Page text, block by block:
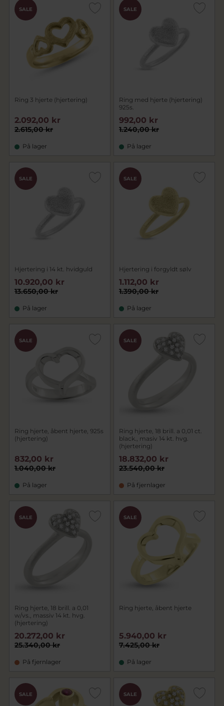
SALE
Ring 3 hjerte (hjertering)
2.615,00 kr
2.092,00 kr
På lager
SALE
Ring med hjerte (hjertering)
925s.
1.240,00 kr
992,00 kr
På lager
SALE
Hjertering i 14 kt. hvidguld
13.650,00 kr
10.920,00 kr
På lager
SALE
Hjertering i forgyldt sølv
1.390,00 kr
1.112,00 kr
På lager
SALE
Ring hjerte, åbent hjerte, 925s
(hjertering)
1.040,00 kr
832,00 kr
På lager
SALE
Ring hjerte, 18 brill. a 0,01 ct.
black., masiv 14 kt. hvg.
(hjertering)
23.540,00 kr
18.832,00 kr
På fjernlager
SALE
Ring hjerte, 18 brill. a 0,01
w/vs., massiv 14 kt. hvg.
(hjertering)
25.340,00 kr
20.272,00 kr
På fjernlager
SALE
Ring hjerte, åbent hjerte
7.425,00 kr
5.940,00 kr
På lager
SALE SALE